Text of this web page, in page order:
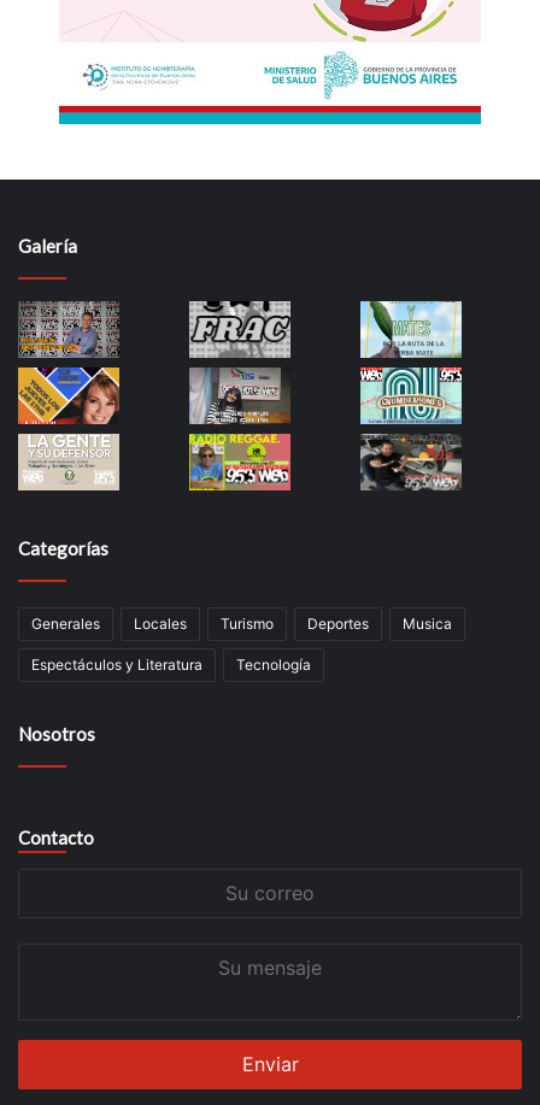
Galería
Categorías
Generales Locales Turismo Deportes Musica
Espectáculos y Literatura Tecnología
Nosotros
Contacto